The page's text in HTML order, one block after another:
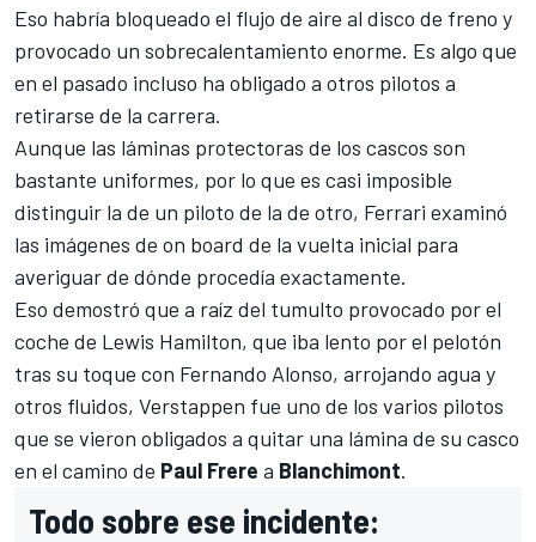
Eso habría bloqueado el flujo de aire al disco de freno y
provocado un sobrecalentamiento enorme. Es algo que
en el pasado incluso ha obligado a otros pilotos a
retirarse de la carrera.
Aunque las láminas protectoras de los cascos son
bastante uniformes, por lo que es casi imposible
distinguir la de un piloto de la de otro, Ferrari examinó
las imágenes de on board de la vuelta inicial para
averiguar de dónde procedía exactamente.
Eso demostró que a raíz del tumulto provocado por el
coche de Lewis Hamilton, que iba lento por el pelotón
tras su toque con Fernando Alonso, arrojando agua y
otros fluidos, Verstappen fue uno de los varios pilotos
que se vieron obligados a quitar una lámina de su casco
en el camino de Paul Frere a Blanchimont.
Todo sobre ese incidente: